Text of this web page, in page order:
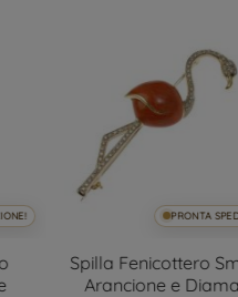
PRONTA SPEDIZIONE!
Spilla Fenicottero Smalto
Arancione e Diamanti